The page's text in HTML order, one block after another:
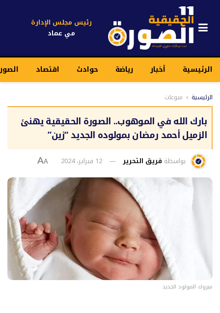
رئيس مجلس الإدارة
مي عماد
الرئيسية أخبار رياضة حوادث اقتصاد
الرئيسية منوعات
بارك الله في الموهوب.. الصورة الحقيقية يهنئ
الزميل أحمد رمضان بمولوده الجديد “زين”
بواسطة فريق التحرير 12 فبراير، 2024 A
A
مبروك المولود الجديد